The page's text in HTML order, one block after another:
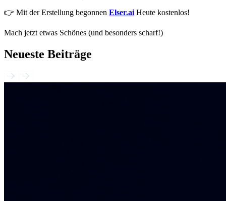
👉 Mit der Erstellung begonnen Elser.ai Heute kostenlos!
Mach jetzt etwas Schönes (und besonders scharf!)
Neueste Beiträge